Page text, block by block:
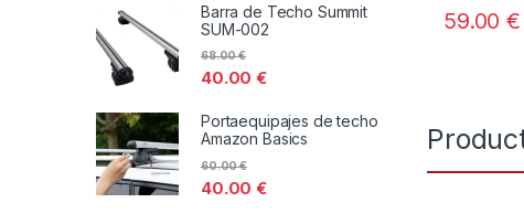
59.00€
Barra de Techo Summit
SUM-002
40.00€
68.00€
Portaequipajes de techo
Amazon Basics
40.00€
60.00€